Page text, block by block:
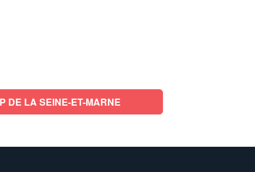
DE LA SEINE-ET-MARNE